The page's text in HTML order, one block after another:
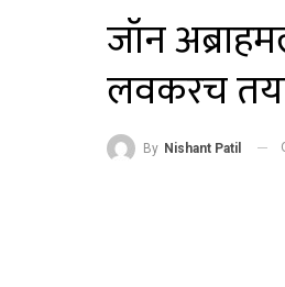
जॉन
लवकरच
By Nishant Patil